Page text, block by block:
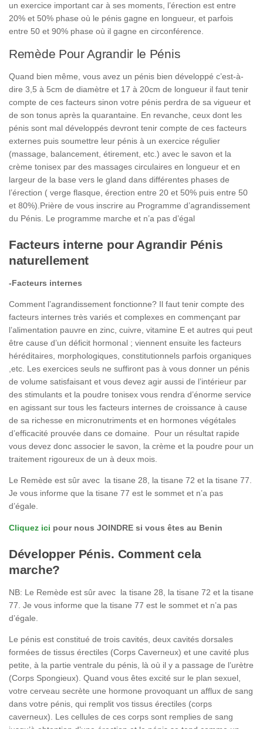
un exercice important car à ses moments, l’érection est entre
20% et 50% phase où le pénis gagne en longueur, et parfois
entre 50 et 90% phase où il gagne en circonférence.
Remède Pour Agrandir le Pénis
Quand bien même, vous avez un pénis bien développé c’est-à-
dire 3,5 à 5cm de diamètre et 17 à 20cm de longueur il faut tenir
compte de ces facteurs sinon votre pénis perdra de sa vigueur et
de son tonus après la quarantaine. En revanche, ceux dont les
pénis sont mal développés devront tenir compte de ces facteurs
externes puis soumettre leur pénis à un exercice régulier
(massage, balancement, étirement, etc.) avec le savon et la
crème tonisex par des massages circulaires en longueur et en
largeur de la base vers le gland dans différentes phases de
l’érection ( verge flasque, érection entre 20 et 50% puis entre 50
et 80%).Prière de vous inscrire au Programme d’agrandissement
du Pénis. Le programme marche et n’a pas d’égal
Facteurs interne pour Agrandir Pénis
naturellement
-Facteurs internes
Comment l’agrandissement fonctionne? Il faut tenir compte des
facteurs internes très variés et complexes en commençant par
l’alimentation pauvre en zinc, cuivre, vitamine E et autres qui peut
être cause d’un déficit hormonal ; viennent ensuite les facteurs
héréditaires, morphologiques, constitutionnels parfois organiques
,etc. Les exercices seuls ne suffiront pas à vous donner un pénis
de volume satisfaisant et vous devez agir aussi de l’intérieur par
des stimulants et la poudre tonisex vous rendra d’énorme service
en agissant sur tous les facteurs internes de croissance à cause
de sa richesse en micronutriments et en hormones végétales
d’efficacité prouvée dans ce domaine. Pour un résultat rapide
vous devez donc associer le savon, la crème et la poudre pour un
traitement rigoureux de un à deux mois.
Le Remède est sûr avec la tisane 28, la tisane 72 et la tisane 77.
Je vous informe que la tisane 77 est le sommet et n’a pas
d’égale.
Cliquez ici pour nous JOINDRE si vous êtes au Benin
Développer Pénis. Comment cela
marche?
NB: Le Remède est sûr avec la tisane 28, la tisane 72 et la tisane
77. Je vous informe que la tisane 77 est le sommet et n’a pas
d’égale.
Le pénis est constitué de trois cavités, deux cavités dorsales
formées de tissus érectiles (Corps Caverneux) et une cavité plus
petite, à la partie ventrale du pénis, là où il y a passage de l’urètre
(Corps Spongieux). Quand vous êtes excité sur le plan sexuel,
votre cerveau secrète une hormone provoquant un afflux de sang
dans votre pénis, qui remplit vos tissus érectiles (corps
caverneux). Les cellules de ces corps sont remplies de sang